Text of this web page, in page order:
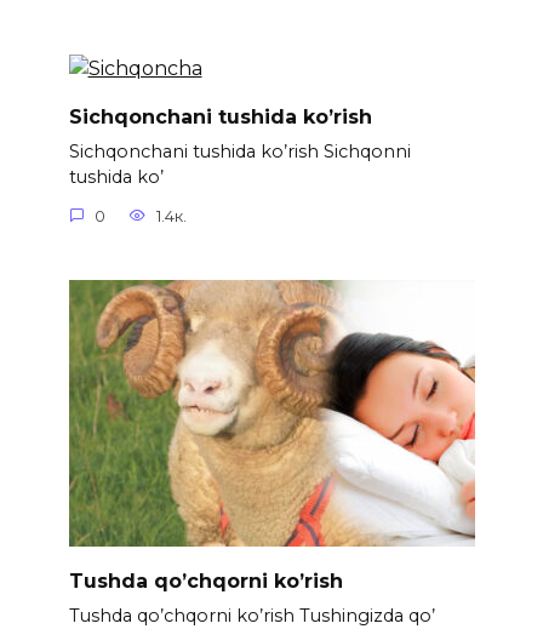
Sichqonchani tushida ko’rish
Sichqonchani tushida ko’rish Sichqonni
tushida ko’
0 1.4к.
Tushda qo’chqorni ko’rish
Tushda qo’chqorni ko’rish Tushingizda qo’